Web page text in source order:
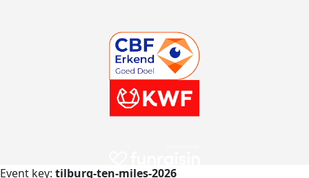
Event key: tilburg-ten-miles-2026